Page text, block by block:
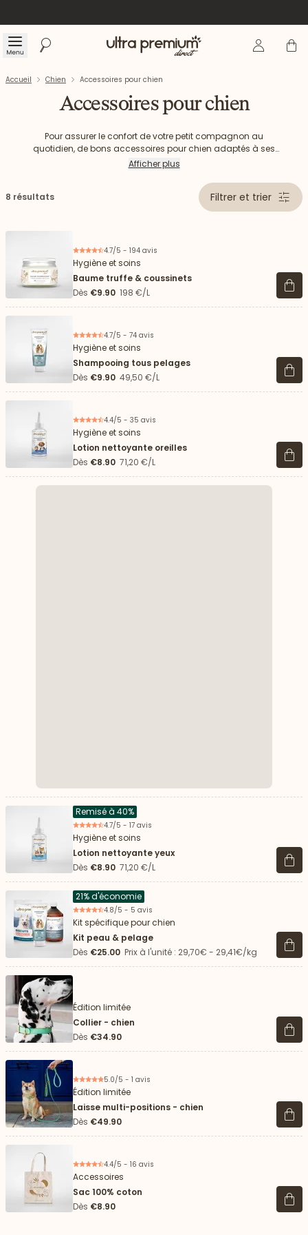
Menu Rechercher Accueil Se Panier
Accueil Chien Accessoires pour chien
Accessoires pour chien
Pour assurer le confort de votre petit compagnon au
quotidien, de bons accessoires pour chien adaptés à ses
besoins sont essentiels. Produits d'hygiène, plaid moelleux ou
déterminant dans la qualité de vie de votre animal.
Découvrez notre sélection d'accessoires pour chien, conçus
pour favoriser son bien-être pour une vie heureuse à vos
Afficher plus
8 résultats Filtrer et trier
4.7/5 - 194 avis
Hygiène et soins
Baume truffe & coussinets
Dès €9.90 198 €/L Voir
4.7/5 - 74 avis
Hygiène et soins
Shampooing tous pelages
Dès €9.90 49,50 €/L Voir
4.4/5 - 35 avis
Hygiène et soins
Lotion nettoyante oreilles
Dès €8.90 71,20 €/L Voir
Remisé à 40%
4.7/5 - 17 avis
Hygiène et soins
Lotion nettoyante yeux
Dès €8.90 71,20 €/L Voir
21% d'économie
4.8/5 - 5 avis
Kit spécifique pour chien
Kit peau & pelage
Dès €25.00 Prix à l'unité : 29,70€ - 29,41€/kg Voir
Édition limitée
Collier - chien
Dès €34.90 Voir
5.0/5 - 1 avis
Édition limitée
Laisse multi-positions - chien
Dès €49.90 Voir
4.4/5 - 16 avis
Accessoires
Sac 100% coton
Dès €8.90 Voir